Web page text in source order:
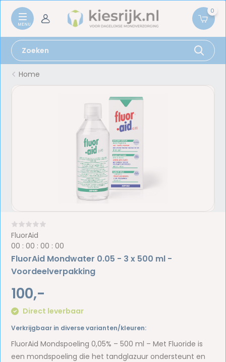
0
Home
FluorAid
00 :00 :00 :00
FluorAid Mondwater 0.05 - 3 x 500 ml -
Voordeelverpakking
100,-
Direct leverbaar
Verkrijgbaar in diverse varianten/kleuren:
FluorAid Mondspoeling 0,05% – 500 ml – Met Fluoride is
een mondspoeling die het tandglazuur ondersteunt en